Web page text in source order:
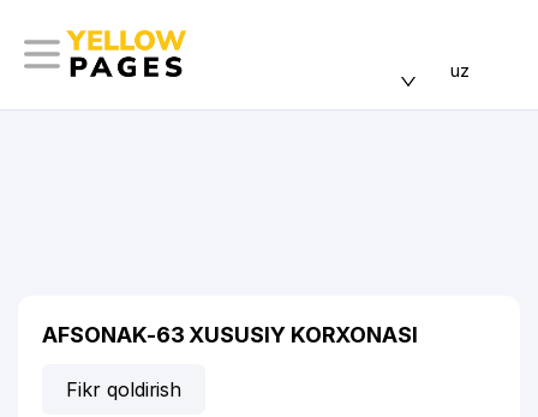
uz
AFSONAK-63 XUSUSIY KORXONASI
Fikr qoldirish